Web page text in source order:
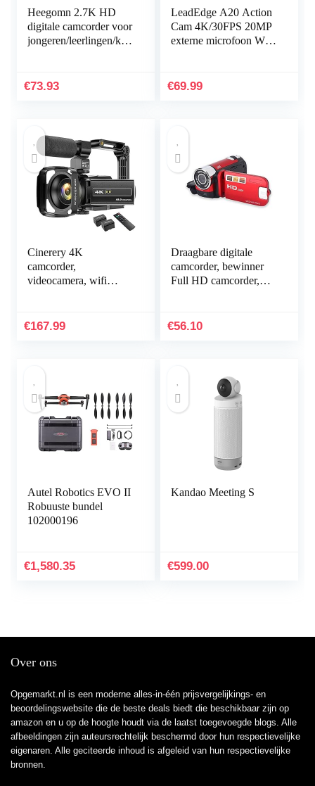
Heegomn 2.7K HD
digitale camcorder voor
jongeren/leerlingen/kin
voor YouTube…
€73.93
LeadEdge A20 Action
Cam 4K/30FPS 20MP
externe microfoon WiFi
helmcamera 40M 2,0
€69.99
Cinerery 4K
camcorder,
videocamera, wifi
digitale zoom, video-
€167.99
Draagbare digitale
camcorder, bewinner
Full HD camcorder,
1080P 16X High…
€56.10
Autel Robotics EVO II
Robuuste bundel
102000196
€1,580.35
Kandao Meeting S
€599.00
Over ons
Opgemarkt.nl is een moderne alles-in-één prijsvergelijkings- en
beoordelingswebsite die de beste deals biedt die beschikbaar zijn op
amazon en u op de hoogte houdt via de laatst toegevoegde blogs. Alle
afbeeldingen zijn auteursrechtelijk beschermd door hun respectievelijke
eigenaren. Alle geciteerde inhoud is afgeleid van hun respectievelijke
bronnen.